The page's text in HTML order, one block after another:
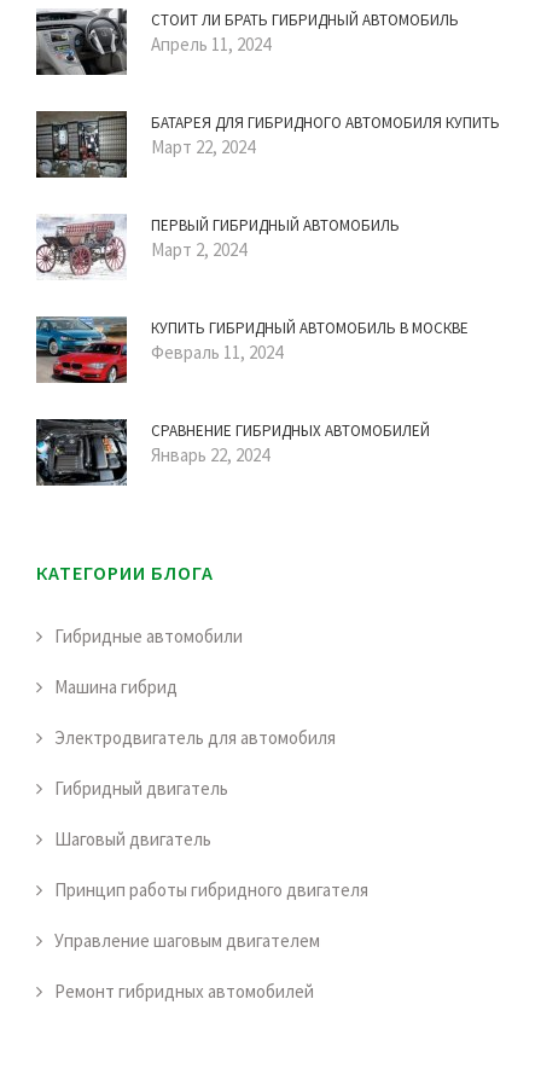
СТОИТ ЛИ БРАТЬ ГИБРИДНЫЙ АВТОМОБИЛЬ
Апрель 11, 2024
БАТАРЕЯ ДЛЯ ГИБРИДНОГО АВТОМОБИЛЯ КУПИТЬ
Март 22, 2024
ПЕРВЫЙ ГИБРИДНЫЙ АВТОМОБИЛЬ
Март 2, 2024
КУПИТЬ ГИБРИДНЫЙ АВТОМОБИЛЬ В МОСКВЕ
Февраль 11, 2024
СРАВНЕНИЕ ГИБРИДНЫХ АВТОМОБИЛЕЙ
Январь 22, 2024
КАТЕГОРИИ БЛОГА
Гибридные автомобили
Машина гибрид
Электродвигатель для автомобиля
Гибридный двигатель
Шаговый двигатель
Принцип работы гибридного двигателя
Управление шаговым двигателем
Ремонт гибридных автомобилей